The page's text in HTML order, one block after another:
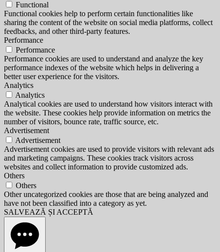
Functional
Functional cookies help to perform certain functionalities like
sharing the content of the website on social media platforms, collect
feedbacks, and other third-party features.
Performance
Performance
Performance cookies are used to understand and analyze the key
performance indexes of the website which helps in delivering a
better user experience for the visitors.
Analytics
Analytics
Analytical cookies are used to understand how visitors interact with
the website. These cookies help provide information on metrics the
number of visitors, bounce rate, traffic source, etc.
Advertisement
Advertisement
Advertisement cookies are used to provide visitors with relevant ads
and marketing campaigns. These cookies track visitors across
websites and collect information to provide customized ads.
Others
Others
Other uncategorized cookies are those that are being analyzed and
have not been classified into a category as yet.
SALVEAZĂ ȘI ACCEPTĂ